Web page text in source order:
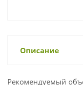
Описание
Рекомендуемый